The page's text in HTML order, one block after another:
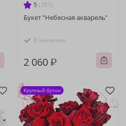
5 (307)
Букет "Небесная акварель"
В наличии
2 060 ₽
Крупный бутон